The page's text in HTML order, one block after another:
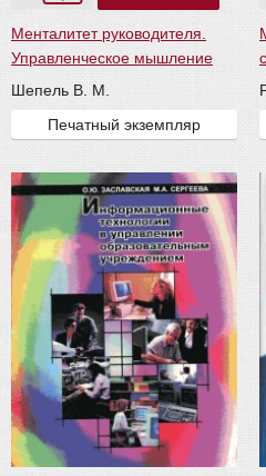
Менталитет руководителя.
Управленческое мышление
Шепель В. М.
Печатный экземпляр